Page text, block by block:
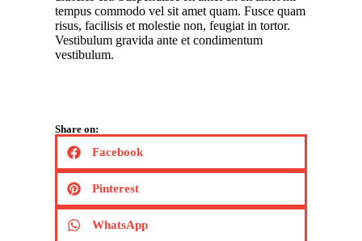
tempus commodo vel sit amet quam. Fusce quam
risus, facilisis et molestie non, feugiat in tortor.
Vestibulum gravida ante et condimentum
vestibulum.
Share on:
Facebook
Pinterest
WhatsApp